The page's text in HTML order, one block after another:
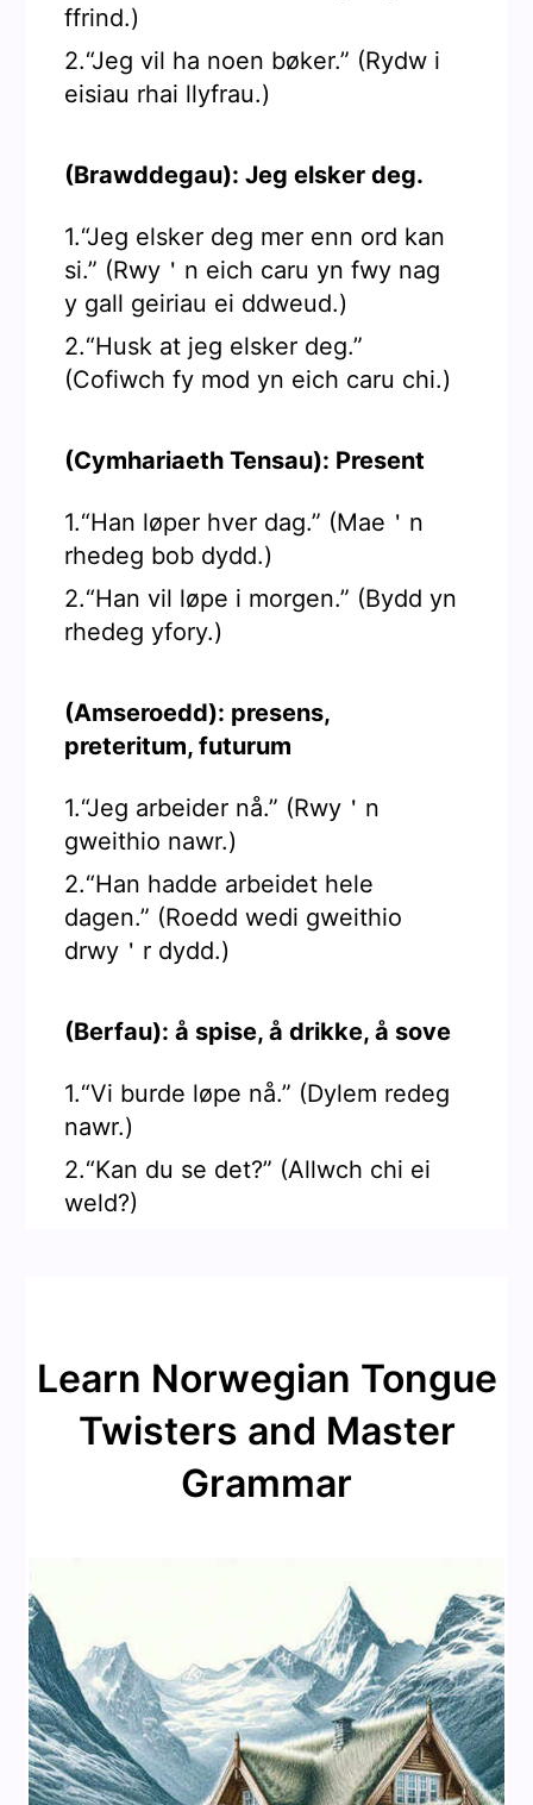
ffrind.)
2.“Jeg vil ha noen bøker.” (Rydw i
eisiau rhai llyfrau.)
(Brawddegau): Jeg elsker deg.
1.“Jeg elsker deg mer enn ord kan
si.” (Rwy＇n eich caru yn fwy nag
y gall geiriau ei ddweud.)
2.“Husk at jeg elsker deg.”
(Cofiwch fy mod yn eich caru chi.)
(Cymhariaeth Tensau): Present
1.“Han løper hver dag.” (Mae＇n
rhedeg bob dydd.)
2.“Han vil løpe i morgen.” (Bydd yn
rhedeg yfory.)
(Amseroedd): presens,
preteritum, futurum
1.“Jeg arbeider nå.” (Rwy＇n
gweithio nawr.)
2.“Han hadde arbeidet hele
dagen.” (Roedd wedi gweithio
drwy＇r dydd.)
(Berfau): å spise, å drikke, å sove
1.“Vi burde løpe nå.” (Dylem redeg
nawr.)
2.“Kan du se det?” (Allwch chi ei
weld?)
Learn Norwegian Tongue
Twisters and Master
Grammar